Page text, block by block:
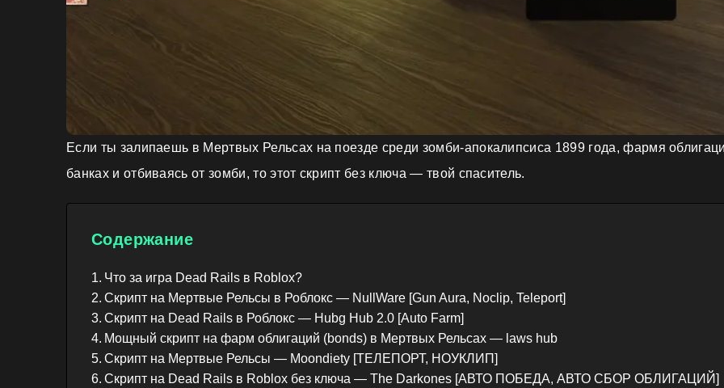
Если ты залипаешь в Мертвых Рельсах на поезде среди зомби-апокалипсиса 1899 года, фармя
банках и отбиваясь от зомби, то этот скрипт без ключа — твой спаситель.
Содержание
Что за игра Dead Rails в Roblox?
Скрипт на Мертвые Рельсы в Роблокс — NullWare [Gun Aura, Noclip, Teleport]
Скрипт на Dead Rails в Роблокс — Hubg Hub 2.0 [Auto Farm]
Мощный скрипт на фарм облигаций (bonds) в Мертвых Рельсах — laws hub
Скрипт на Мертвые Рельсы — Moondiety [ТЕЛЕПОРТ, НОУКЛИП]
Скрипт на Dead Rails в Roblox без ключа — The Darkones [АВТО ПОБЕДА, АВТО СБОР ОБЛИГАЦИЙ]